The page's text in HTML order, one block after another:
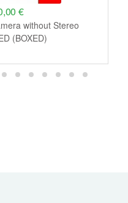
€
without Stereo
(BOXED)